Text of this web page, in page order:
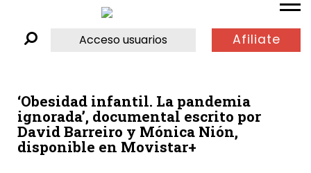
Acceso usuarios Afiliate
‘Obesidad infantil. La pandemia
ignorada’, documental escrito por
David Barreiro y Mónica Nión,
disponible en Movistar+